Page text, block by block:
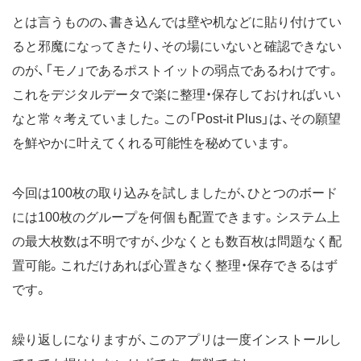
とは言うものの、書き込んでは壁や机などに貼り付けてい
ると邪魔になってきたり、その場にいないと確認できない
のが、「モノ」であるポストイットの弱点であるわけです。
これをデジタルデータで楽に整理・保存しておければいい
なと常々考えていました。この「Post-it Plus」は、その願望
を鮮やかに叶えてくれる可能性を秘めています。
今回は100枚の取り込みを試しましたが、ひとつのボード
には100枚のグループを何個も配置できます。システム上
の最大枚数は不明ですが、少なくとも数百枚は問題なく配
置可能。これだけあれば心置きなく整理・保存できるはず
です。
繰り返しになりますが、このアプリは一度インストールし